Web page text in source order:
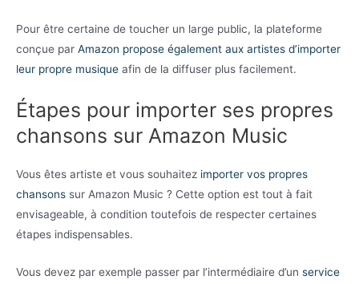
Pour être certaine de toucher un large public, la plateforme
conçue par Amazon propose également aux artistes d’importer
leur propre musique afin de la diffuser plus facilement.
Étapes pour importer ses propres
chansons sur Amazon Music
Vous êtes artiste et vous souhaitez importer vos propres
chansons sur Amazon Music ? Cette option est tout à fait
envisageable, à condition toutefois de respecter certaines
étapes indispensables.
Vous devez par exemple passer par l’intermédiaire d’un service